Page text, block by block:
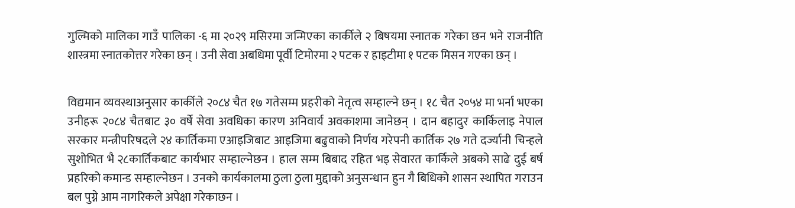
गुल्मिको मालिका गाउँ पालिका -६ मा २०२९ मसिरमा जन्मिएका कार्कीले २ बिषयमा स्नातक गरेका छन भने राजनीति
शास्त्रमा स्नातकोत्तर गरेका छन् । उनी सेवा अबधिमा पूर्वी टिमोरमा २ पटक र हाइटीमा १ पटक मिसन गएका छन् ।
विद्यमान व्यवस्थाअनुसार कार्कीले २०८४ चैत १७ गतेसम्म प्रहरीको नेतृत्व सम्हाल्ने छन् । १८ चैत २०५४ मा भर्ना भएका
उनीहरू २०८४ चैतबाट ३० वर्षे सेवा अवधिका कारण अनिवार्य अवकाशमा जानेछन् । दान बहादुर कार्किलाइ नेपाल
सरकार मन्त्रीपरिषदले २४ कार्तिकमा एआइजिबाट आइजिमा बढुवाको निर्णय गरेपनी कार्तिक २७ गते दर्ज्यानी चिन्हले
सुशोभित भै २८कार्तिकबाट कार्यभार सम्हाल्नेछन । हाल सम्म बिबाद रहित भइ सेवारत कार्किले अबको साढे दुई बर्ष
प्रहरिको कमान्ड सम्हाल्नेछन । उनको कार्यकालमा ठुला ठुला मुद्दाको अनुसन्धान हुन गै बिधिको शासन स्थापित गराउन
बल पुग्ने आम नागरिकले अपेक्षा गरेकाछन ।